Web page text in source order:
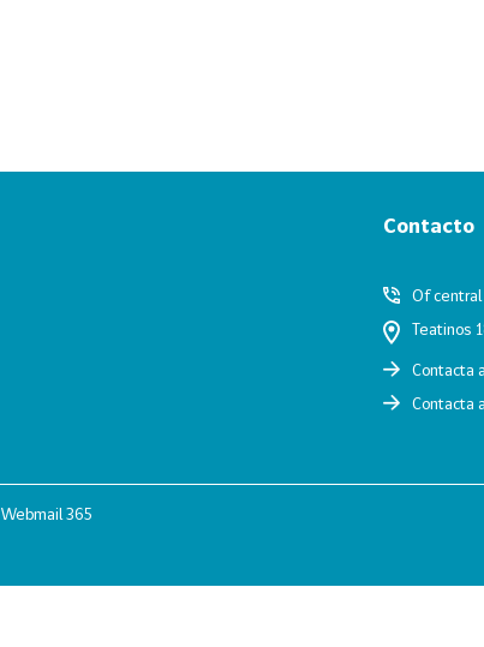
Contacto
Of
Teatinos
Contacta
Contacta
Webmail 365